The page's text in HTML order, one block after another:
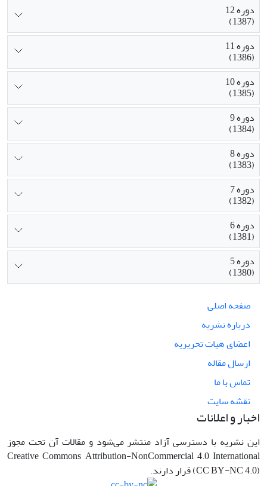
دوره 12
(1387)
دوره 11
(1386)
دوره 10
(1385)
دوره 9
(1384)
دوره 8
(1383)
دوره 7
(1382)
دوره 6
(1381)
دوره 5
(1380)
صفحه اصلی
درباره نشریه
اعضای هیات تحریریه
ارسال مقاله
تماس با ما
نقشه سایت
اخبار و اعلانات
این نشریه با دسترسی آزاد منتشر می‌شود و مقالات آن تحت مجوز
Creative Commons Attribution-NonCommercial 4.0 International
(CC BY-NC 4.0) قرار دارند.